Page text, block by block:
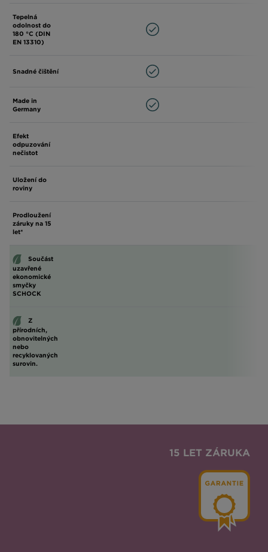
Tepelná
odolnost do
180 °C (DIN
EN 13310)
Snadné čištění
Made in
Germany
Efekt
odpuzování
nečistot
Uložení do
roviny
Prodloužení
záruky na 15
let*
Součást
uzavřené
ekonomické
smyčky
SCHOCK
Z
přírodních,
obnovitelných
nebo
recyklovaných
surovin.
15 LET ZÁRUKA